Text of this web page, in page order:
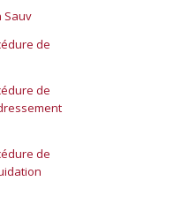
Sauv
de
de
de